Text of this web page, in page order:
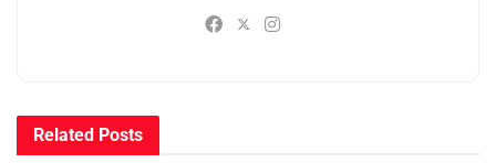
Related Posts